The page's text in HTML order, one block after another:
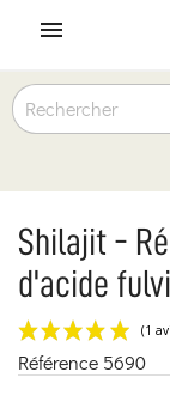

Shilajit -
d'acide
Référence 5690